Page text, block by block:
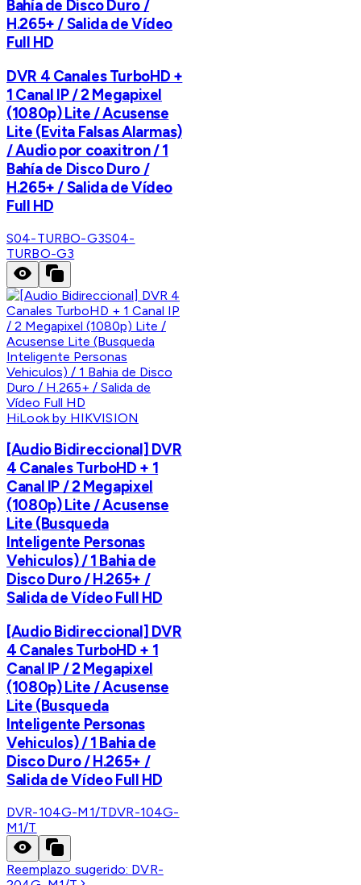
Bahía de Disco Duro /
H.265+ / Salida de Vídeo
Full HD
DVR 4 Canales TurboHD +
1 Canal IP / 2 Megapixel
(1080p) Lite / Acusense
Lite (Evita Falsas Alarmas)
/ Audio por coaxitron / 1
Bahía de Disco Duro /
H.265+ / Salida de Vídeo
Full HD
S04-TURBO-G3S04-
TURBO-G3
HiLook by HIKVISION
[Audio Bidireccional] DVR
4 Canales TurboHD + 1
Canal IP / 2 Megapixel
(1080p) Lite / Acusense
Lite (Busqueda
Inteligente Personas
Vehiculos) / 1 Bahia de
Disco Duro / H.265+ /
Salida de Vídeo Full HD
[Audio Bidireccional] DVR
4 Canales TurboHD + 1
Canal IP / 2 Megapixel
(1080p) Lite / Acusense
Lite (Busqueda
Inteligente Personas
Vehiculos) / 1 Bahia de
Disco Duro / H.265+ /
Salida de Vídeo Full HD
DVR-104G-M1/TDVR-104G-
M1/T
Reemplazo sugerido: DVR-